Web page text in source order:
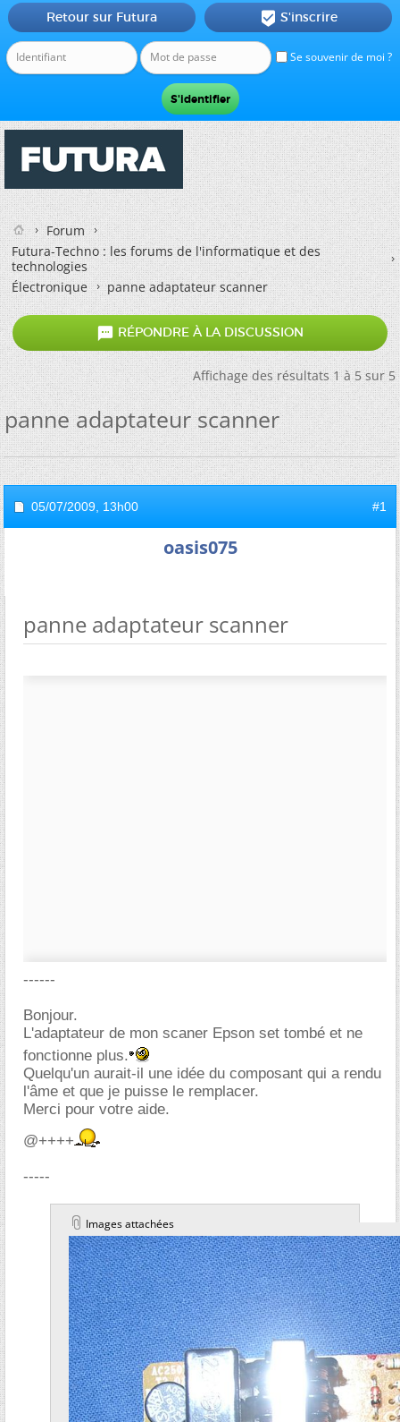
Se souvenir de moi ?
Retour sur Futura  S'inscrire
Forum
Futura-Techno : les forums de l'informatique et des
technologies
Électronique
panne adaptateur scanner
 RÉPONDRE À LA DISCUSSION
Affichage des résultats 1 à 5 sur 5
panne adaptateur scanner
05/07/2009, 13h00 #1
oasis075
panne adaptateur scanner
------
Bonjour.
L'adaptateur de mon scaner Epson set tombé et ne
fonctionne plus.
Quelqu'un aurait-il une idée du composant qui a rendu
l'âme et que je puisse le remplacer.
Merci pour votre aide.
@++++
-----
Images attachées